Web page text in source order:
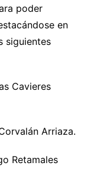
poder
en
siguientes
Cavieres
Arriaza.
Retamales